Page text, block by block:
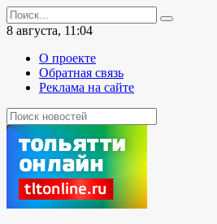
Перейти
к
содержанию
Search
for:
8 августа, 11:04
О проекте
Обратная связь
Реклама на сайте